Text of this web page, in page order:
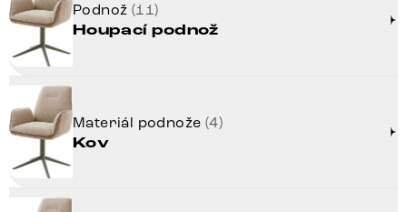
Podnož (11)
Houpací podnož
Materiál podnože (4)
Kov